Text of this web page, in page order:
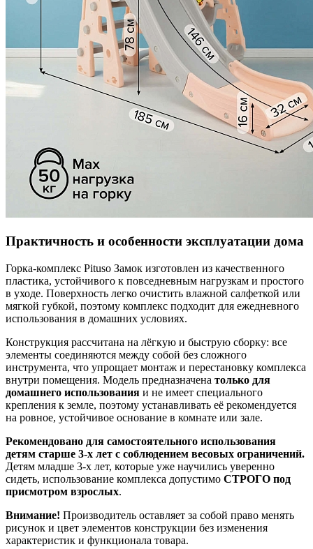
Практичность и особенности эксплуатации дома
Горка‑комплекс Pituso Замок изготовлен из качественного
пластика, устойчивого к повседневным нагрузкам и простого
в уходе. Поверхность легко очистить влажной салфеткой или
мягкой губкой, поэтому комплекс подходит для ежедневного
использования в домашних условиях.
Конструкция рассчитана на лёгкую и быструю сборку: все
элементы соединяются между собой без сложного
инструмента, что упрощает монтаж и перестановку комплекса
внутри помещения. Модель предназначена только для
домашнего использования и не имеет специального
крепления к земле, поэтому устанавливать её рекомендуется
на ровное, устойчивое основание в комнате или зале.
Рекомендовано для самостоятельного использования
детям старше 3‑х лет с соблюдением весовых ограничений.
Детям младше 3‑х лет, которые уже научились уверенно
сидеть, использование комплекса допустимо СТРОГО под
присмотром взрослых.
Внимание! Производитель оставляет за собой право менять
рисунок и цвет элементов конструкции без изменения
характеристик и функционала товара.